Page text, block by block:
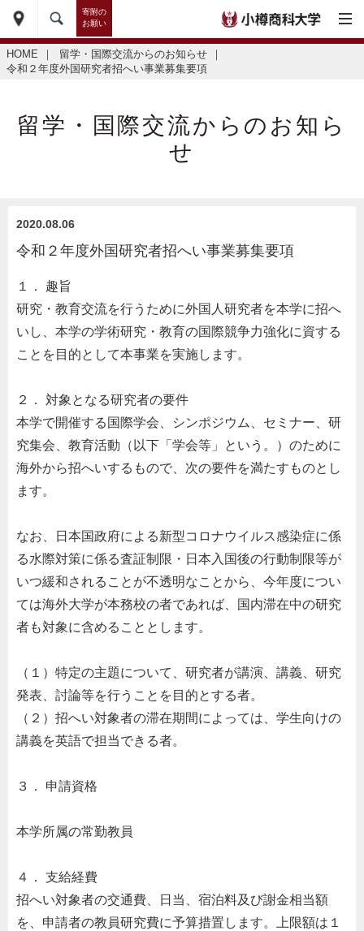
寄附の
お願い
HOME ｜ 留学・国際交流からのお知らせ
｜
令和２年度外国研究者招へい事業募集要項
留学・国際交流からのお知ら
せ
2020.08.06
令和２年度外国研究者招へい事業募集要項
１． 趣旨
研究・教育交流を行うために外国人研究者を本学に招へ
いし、本学の学術研究・教育の国際競争力強化に資する
ことを目的として本事業を実施します。
２． 対象となる研究者の要件
本学で開催する国際学会、シンポジウム、セミナー、研
究集会、教育活動（以下「学会等」という。）のために
海外から招へいするもので、次の要件を満たすものとし
ます。
なお、日本国政府による新型コロナウイルス感染症に係
る水際対策に係る査証制限・日本入国後の行動制限等が
いつ緩和されることが不透明なことから、今年度につい
ては海外大学が本務校の者であれば、国内滞在中の研究
者も対象に含めることとします。
（１）特定の主題について、研究者が講演、講義、研究
発表、討論等を行うことを目的とする者。
（２）招へい対象者の滞在期間によっては、学生向けの
講義を英語で担当できる者。
３． 申請資格
本学所属の常勤教員
４． 支給経費
招へい対象者の交通費、日当、宿泊料及び謝金相当額
を、申請者の教員研究費に予算措置します。上限額は１